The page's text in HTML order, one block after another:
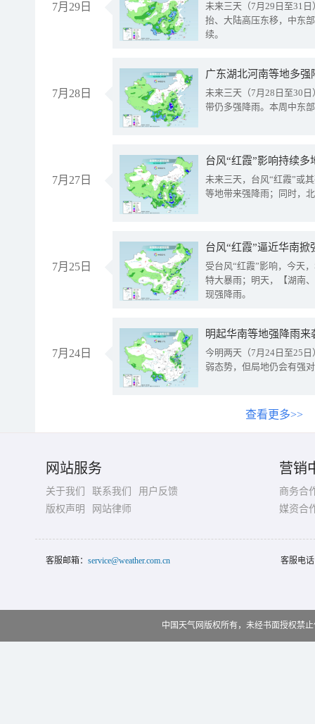
7月29日
未来三天（7月29日至31
抬、大陆高压东移，中东
续。
7月28日
广东湖北河南等地多
未来三天（7月28日至30
带仍多强降雨。本周中东
7月27日
台风“红霞”影响持续
未来三天，台风“红霞”或
等地带来强降雨；同时，
7月25日
台风“红霞”逼近华南
受台风“红霞”影响，今天
特大暴雨；明天，【湖南
现强降雨。
7月24日
明起华南等地强降雨
今明两天（7月24日至25
弱态势，但局地仍会有强
查看更多>>
网站服务
关于我们 联系我们
用户反馈
版权声明
网站律师
营销
商务合
媒资合
客服邮箱： service@weather.com.cn 客服电
中国天气网版权所有，未经书面授权